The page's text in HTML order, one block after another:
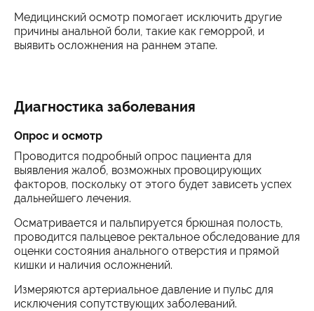
Медицинский осмотр помогает исключить другие
причины анальной боли, такие как геморрой, и
выявить осложнения на раннем этапе.
Диагностика заболевания
Опрос и осмотр
Проводится подробный опрос пациента для
выявления жалоб, возможных провоцирующих
факторов, поскольку от этого будет зависеть успех
дальнейшего лечения.
Осматривается и пальпируется брюшная полость,
проводится пальцевое ректальное обследование для
оценки состояния анального отверстия и прямой
кишки и наличия осложнений.
Измеряются артериальное давление и пульс для
исключения сопутствующих заболеваний.